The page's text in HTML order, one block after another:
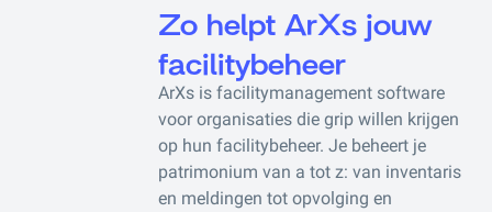
Zo helpt ArXs jouw
facilitybeheer
ArXs is facilitymanagement software
voor organisaties die grip willen krijgen
op hun facilitybeheer. Je beheert je
patrimonium van a tot z: van inventaris
en meldingen tot opvolging en